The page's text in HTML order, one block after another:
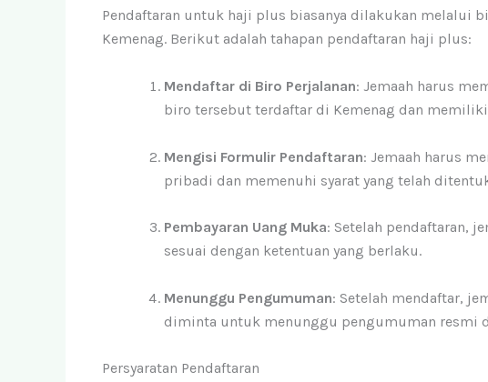
Pendaftaran untuk haji plus biasanya dilakukan melalui
Kemenag. Berikut adalah tahapan pendaftaran haji plus:
Mendaftar di Biro Perjalanan: Jemaah harus
biro tersebut terdaftar di Kemenag dan
Mengisi Formulir Pendaftaran: Jemaah harus
pribadi dan memenuhi syarat yang telah
Pembayaran Uang Muka: Setelah pendaftaran,
sesuai dengan ketentuan yang berlaku.
Menunggu Pengumuman: Setelah mendaftar,
diminta untuk menunggu pengumuman resmi
Persyaratan Pendaftaran